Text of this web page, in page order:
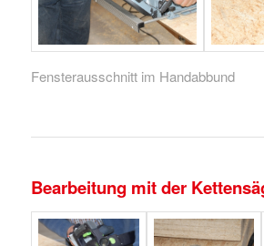
Fensterausschnitt im Handabbund
Bearbeitung mit der